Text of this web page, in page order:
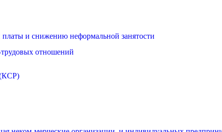
и снижению неформальной занятости
трудовых отношений
(КСР)